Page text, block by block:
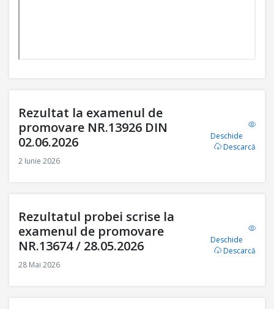
Rezultat la examenul de
promovare NR.13926 DIN
02.06.2026
2 Iunie 2026
Deschide
Descarcă
Rezultatul probei scrise la
examenul de promovare
NR.13674 / 28.05.2026
28 Mai 2026
Deschide
Descarcă